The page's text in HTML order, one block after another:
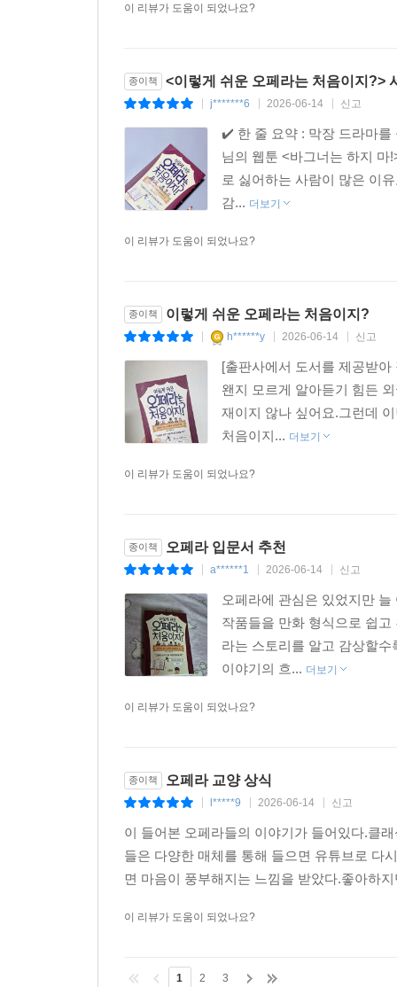
이 리뷰가 도움이 되었나요?
종이책 <이렇게 쉬운 오페라는 처음이지?>
j*******6 2026-06-14 신고
✔️ 한 줄 요약 : 막장 드라마를
님의 웹툰 <바그너는 하지 마
로 싫어하는 사람이 많은 이
감... 더보기
이 리뷰가 도움이 되었나요?
종이책 이렇게 쉬운 오페라는 처음이지?
h******y 2026-06-14 신고
[출판사에서 도서를 제공받
왠지 모르게 알아듣기 힘든
재이지 않나 싶어요.그런데
처음이지... 더보기
이 리뷰가 도움이 되었나요?
종이책 오페라 입문서 추천
a******1 2026-06-14 신고
오페라에 관심은 있었지만
작품들을 만화 형식으로 쉽
라는 스토리를 알고 감상할
이야기의 흐... 더보기
이 리뷰가 도움이 되었나요?
종이책 오페라 교양 상식
l*****9 2026-06-14 신고
이 들어본 오페라들의 이야기가 들어있다.클
들은 다양한 매체를 통해 들으면 유튜브로 다
면 마음이 풍부해지는 느낌을 받았다.좋아하
이 리뷰가 도움이 되었나요?
1 2 3